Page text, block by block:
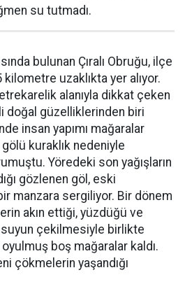
su tutmadı.
bulunan Çıralı Obruğu, ilçe
uzaklıkta yer alıyor.
alanıyla dikkat çeken
doğal güzelliklerinden biri
insan yapımı mağaralar
gölü kuraklık nedeniyle
Yöredeki son yağışların
gözlenen göl, eski
manzara sergiliyor. Bir dönem
akın ettiği, yüzdüğü ve
suyun çekilmesiyle birlikte
boş mağaralar kaldı.
çökmelerin yaşandığı